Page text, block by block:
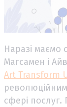
Наразі маємо
Магсамен і
Art Transform
сфері